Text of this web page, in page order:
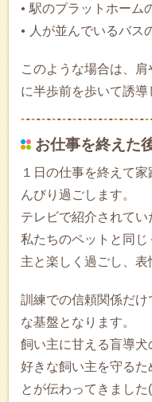
駅のプラットホーム
人が並んでいるバス
このような場合は、
に半歩前を歩いて誘導
お仕事を終えた
１日の仕事を終えて
んびり過ごします。
テレビで紹介されてい
私たちのペットと同
主と楽しく過ごし、表
訓練での信頼関係だ
な基盤となります。
飼い主に甘える盲導
好きな飼い主を守るた
とが伝わってきました